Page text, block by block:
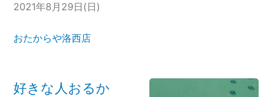
2021年8月29日(日)
おたからや洛西店
好きな人おるか